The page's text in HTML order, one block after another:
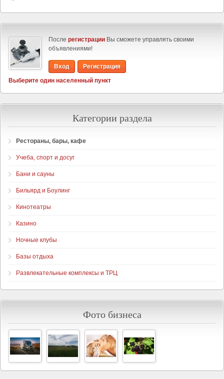
После регистрации Вы сможете управлять своими
объявлениями!
Вход
Регистрация
Выберите один населенный пункт
Категории раздела
Рестораны, бары, кафе
Учеба, спорт и досуг
Бани и сауны
Бильярд и Боулинг
Кинотеатры
Казино
Ночные клубы
Базы отдыха
Развлекательные комплексы и ТРЦ
Фото бизнеса